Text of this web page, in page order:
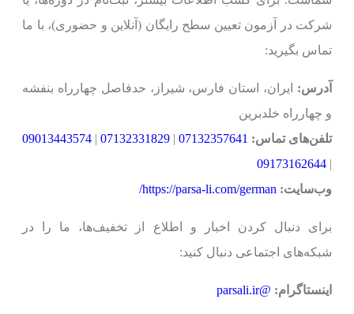
شرکت در آزمون تعیین سطح رایگان (آنلاین و حضوری)، با ما
تماس بگیرید:
آدرس: ایران، استان فارس، شیراز، حدفاصل چهارراه بنفشه
و چهارراه خلدبرین
تلفن‌های تماس: 07132357641
|
07132331829
|
09013443574
|
09173162644
وب‌سایت: https://parsa-li.com/german/
برای دنبال کردن اخبار و اطلاع از تخفیف‌ها، ما را در
شبکه‌های اجتماعی دنبال کنید:
اینستاگرام: @parsali.ir